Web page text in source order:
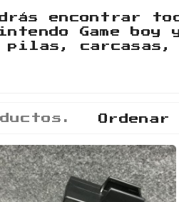
encontrar
Game boy y
pilas, carcasas,
Ordenar